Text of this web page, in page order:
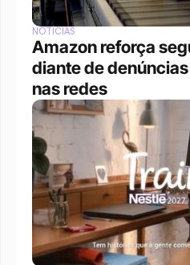
NOTÍCIAS
Amazon reforça
diante de
nas redes